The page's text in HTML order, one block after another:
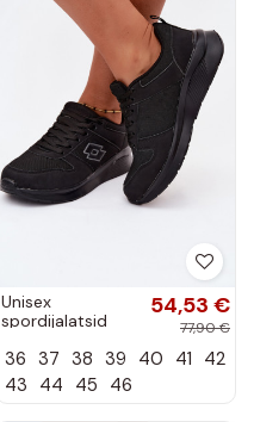
Unisex
spordijalatsid
SOBRIO OC
mustad
54,53 €
77,90 €
36 37 38 39 40 41 42
43 44 45 46